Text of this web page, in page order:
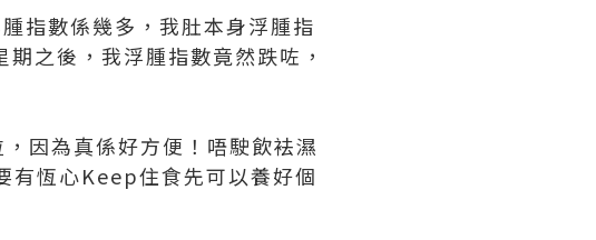
數係幾多，我肚本身浮腫指
之後，我浮腫指數竟然跌咗，
因為真係好方便！唔駛飲袪濕
有恆心Keep住食先可以養好個